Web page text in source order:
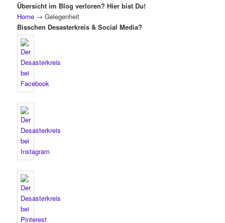
Übersicht im Blog verloren? Hier bist Du!
Home → Gelegenheit
Bisschen Desasterkreis & Social Media?